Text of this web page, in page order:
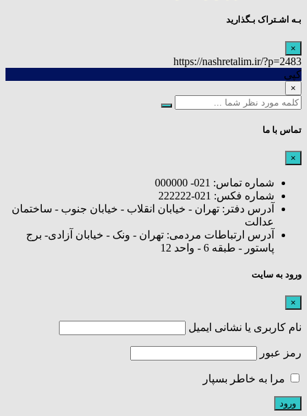
بـه اشـتراک بـگذارید
×
https://nashretalim.ir/?p=2483
کپی
×
تماس با ما
×
شماره تماس: 021- 000000
شماره فکس: 021-222222
آدرس دفتر: تهران - خیابان انقلاب - خیابان جنوب - ساختمان
عدالت
آدرس ارتباطات مردمی: تهران - ونک - خیابان آزادی- برج
پاستور - طبقه 6 - واحد 12
ورود به سایت
×
نام کاربری یا نشانی ایمیل
رمز عبور
مرا به خاطر بسپار